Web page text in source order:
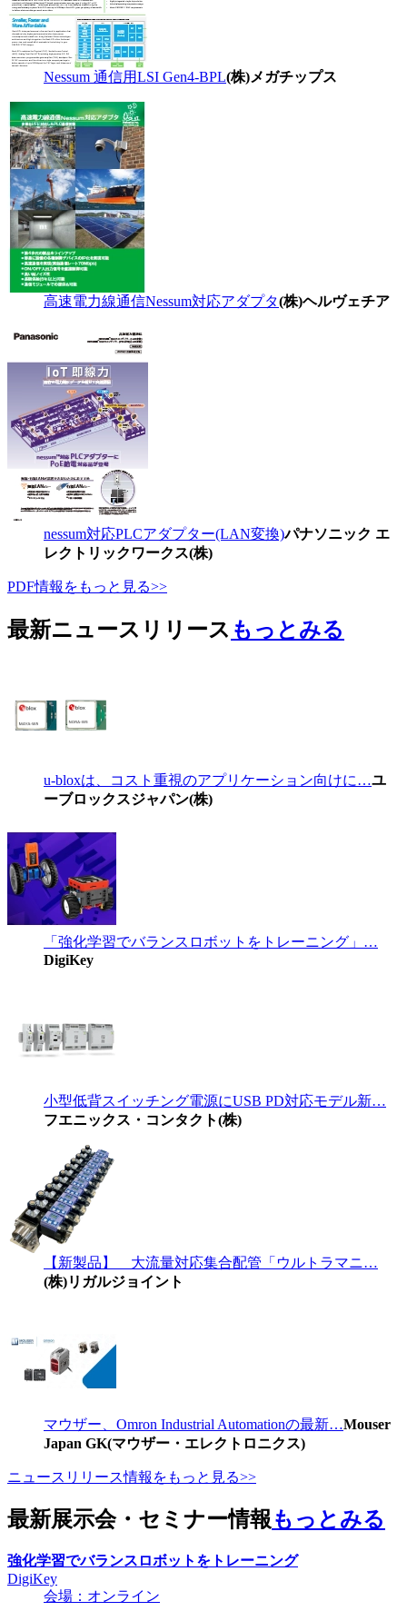
Nessum 通信用LSI Gen4-BPL(株)メガチップス
高速電力線通信Nessum対応アダプタ(株)ヘルヴェチア
nessum対応PLCアダプター(LAN変換)パナソニック エ
レクトリックワークス(株)
PDF情報をもっと見る>>
最新ニュースリリース もっとみる
u-bloxは、コスト重視のアプリケーション向けに…ユ
ーブロックスジャパン(株)
「強化学習でバランスロボットをトレーニング」…
DigiKey
小型低背スイッチング電源にUSB PD対応モデル新…
フエニックス・コンタクト(株)
【新製品】 大流量対応集合配管「ウルトラマニ…
(株)リガルジョイント
マウザー、Omron Industrial Automationの最新…Mouser
Japan GK(マウザー・エレクトロニクス)
ニュースリリース情報をもっと見る>>
最新展示会・セミナー情報もっとみる
強化学習でバランスロボットをトレーニング
DigiKey
会場：オンライン